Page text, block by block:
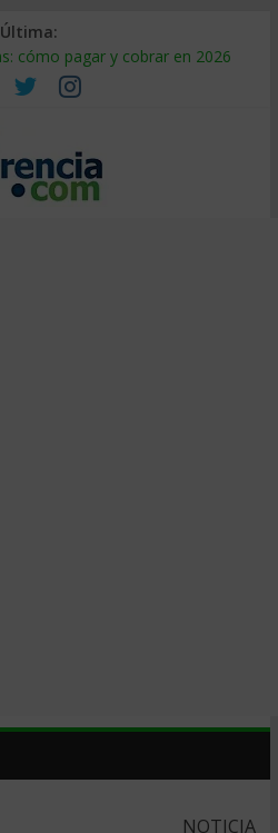
Última:
cómo pagar y cobrar en 2026
y por qué sale tan caro
cómo auditarla a tiempo
de suministro: qué hacer
cómo segmentarlo y venderle
NOTICIA